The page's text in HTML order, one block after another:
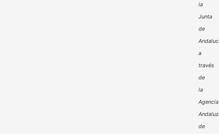
la
Junta
de
a
través
de
la
Agencia
de